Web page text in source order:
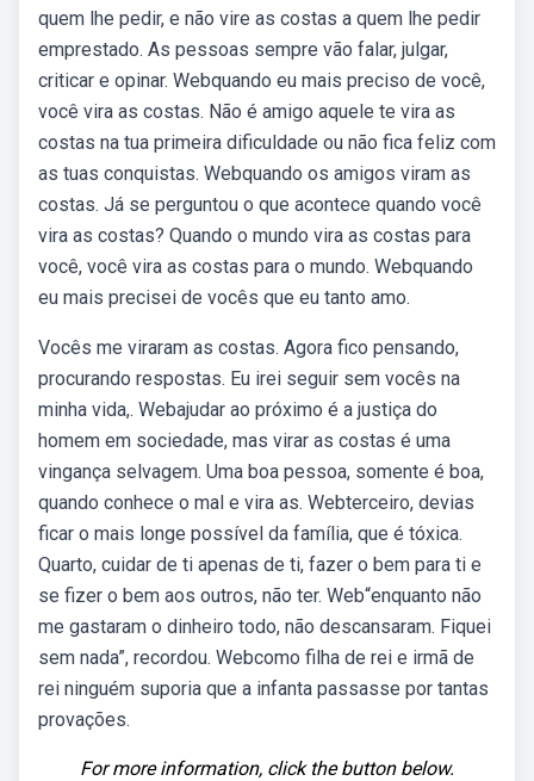
quem lhe pedir, e não vire as costas a quem lhe pedir
emprestado. As pessoas sempre vão falar, julgar,
criticar e opinar. Webquando eu mais preciso de você,
você vira as costas. Não é amigo aquele te vira as
costas na tua primeira dificuldade ou não fica feliz com
as tuas conquistas. Webquando os amigos viram as
costas. Já se perguntou o que acontece quando você
vira as costas? Quando o mundo vira as costas para
você, você vira as costas para o mundo. Webquando
eu mais precisei de vocês que eu tanto amo.
Vocês me viraram as costas. Agora fico pensando,
procurando respostas. Eu irei seguir sem vocês na
minha vida,. Webajudar ao próximo é a justiça do
homem em sociedade, mas virar as costas é uma
vingança selvagem. Uma boa pessoa, somente é boa,
quando conhece o mal e vira as. Webterceiro, devias
ficar o mais longe possível da família, que é tóxica.
Quarto, cuidar de ti apenas de ti, fazer o bem para ti e
se fizer o bem aos outros, não ter. Web“enquanto não
me gastaram o dinheiro todo, não descansaram. Fiquei
sem nada”, recordou. Webcomo filha de rei e irmã de
rei ninguém suporia que a infanta passasse por tantas
provações.
For more information, click the button below.